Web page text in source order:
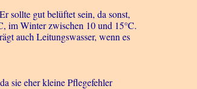
sollte gut belüftet sein, da sonst,
im Winter zwischen 10 und 15°C.
auch Leitungswasser, wenn es
sie eher kleine Pflegefehler